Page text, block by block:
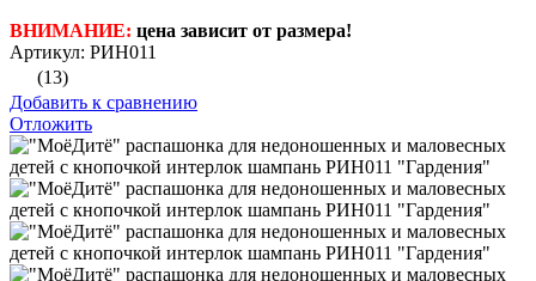
ВНИМАНИЕ: цена зависит от размера!
Артикул: РИН011
(13)
Добавить к сравнению
Отложить